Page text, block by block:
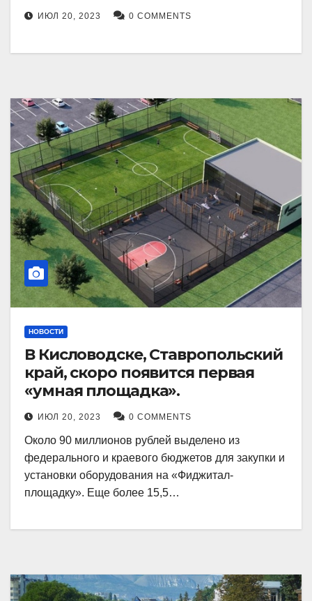
ИЮЛ 20, 2023 0 COMMENTS
НОВОСТИ
В Кисловодске, Ставропольский
край, скоро появится первая
«умная площадка».
ИЮЛ 20, 2023 0 COMMENTS
Около 90 миллионов рублей выделено из
федерального и краевого бюджетов для закупки и
установки оборудования на «Фиджитал-
площадку». Еще более 15,5…